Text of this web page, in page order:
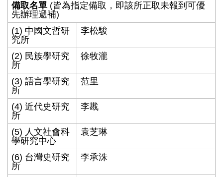
備取名單 (皆為指定備取，即該所正取未報到可優
先辦理遞補)
(1) 中國文哲研
究所
李松駿
(2) 民族學研究
所
徐牧瀧
(3) 語言學研究
所
范里
(4) 近代史研究
所
李戡
(5) 人文社會科
學研究中心
袁芝琳
(6) 台灣史研究
所
李承洙